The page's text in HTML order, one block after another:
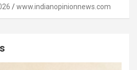
www.indianopinionnews.com